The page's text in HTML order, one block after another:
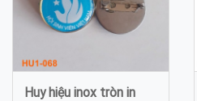
Huy hiệu inox tròn in